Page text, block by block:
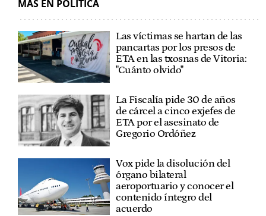
MÁS EN POLÍTICA
Las víctimas se hartan de las
pancartas por los presos de
ETA en las txosnas de Vitoria:
"Cuánto olvido"
La Fiscalía pide 30 de años
de cárcel a cinco exjefes de
ETA por el asesinato de
Gregorio Ordóñez
Vox pide la disolución del
órgano bilateral
aeroportuario y conocer el
contenido íntegro del
acuerdo